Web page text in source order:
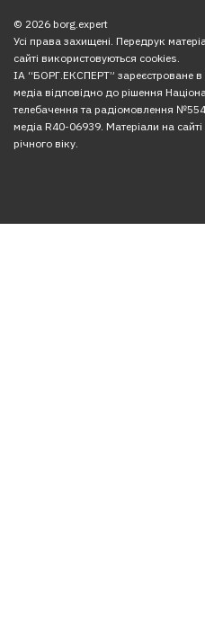
© 2026 borg.expert
Усі права захищені. Передрук
сайті використовуються cookies.
ІА “БОРГ.ЕКСПЕРТ” зареєстроване в
медіа відповідно до рішення
телебачення та радіомовлення
медіа R40-06939. Матеріали на
річного віку.